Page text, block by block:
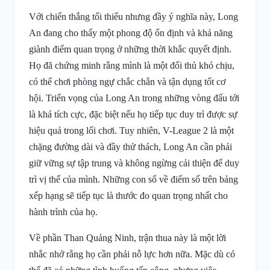
Với chiến thắng tối thiểu nhưng đầy ý nghĩa này, Long
An đang cho thấy một phong độ ổn định và khả năng
giành điểm quan trọng ở những thời khắc quyết định.
Họ đã chứng minh rằng mình là một đối thủ khó chịu,
có thể chơi phòng ngự chắc chắn và tận dụng tốt cơ
hội. Triển vọng của Long An trong những vòng đấu tới
là khá tích cực, đặc biệt nếu họ tiếp tục duy trì được sự
hiệu quả trong lối chơi. Tuy nhiên, V-League 2 là một
chặng đường dài và đầy thử thách, Long An cần phải
giữ vững sự tập trung và không ngừng cải thiện để duy
trì vị thế của mình. Những con số về điểm số trên bảng
xếp hạng sẽ tiếp tục là thước đo quan trọng nhất cho
hành trình của họ.
Về phần Than Quảng Ninh, trận thua này là một lời
nhắc nhở rằng họ cần phải nỗ lực hơn nữa. Mặc dù có